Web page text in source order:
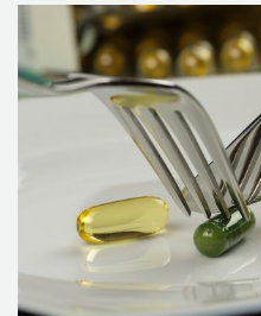
ACTUALITÉS
JURIDIQUE
NOS ACTIONS
CONTACT